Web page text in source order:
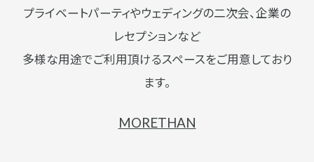
プライベートパーティやウェディングの二次会、企業の
レセプションなど
多様な用途でご利用頂けるスペースをご用意しており
ます。
MORETHAN